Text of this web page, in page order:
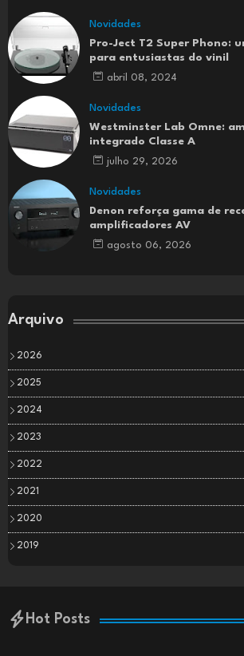
Novidades
Pro-Ject T2 Super Phono:
para entusiastas do vinil
abril 08, 2024
Novidades
Westminster Lab Omne:
integrado Classe A
julho 29, 2026
Novidades
Denon reforça gama de
amplificadores AV
agosto 06, 2026
Arquivo
2026
2025
2024
2023
2022
2021
2020
2019
Hot Posts